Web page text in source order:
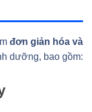
đơn giản hóa và
dưỡng, bao gồm: